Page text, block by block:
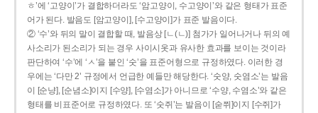
ㅎ’에 ‘고양이’가 결합하더라도 ‘암고양이, 수고양이’와 같은 형태가 표준
어가 된다. 발음도 [암고양이], [수고양이]가 표준 발음이다.
② ‘수’와 뒤의 말이 결합할 때, 발음상 [ㄴ(ㄴ)] 첨가가 일어나거나 뒤의 예
사소리가 된소리가 되는 경우 사이시옷과 유사한 효과를 보이는 것이라
판단하여 ‘수’에 ‘ㅅ’을 붙인 ‘숫’을 표준어형으로 규정하였다. 이러한 경
우에는 ‘다만 2’ 규정에서 언급한 예들만 해당한다. ‘숫양, 숫염소’는 발음
이 [순냥], [순념소]이지 [수양], [수염소]가 아니므로 ‘수양, 수염소’와 같은
형태를 비표준어로 규정하였다. 또 ‘숫쥐’는 발음이 [숟쮜]이지 [수쥐]가